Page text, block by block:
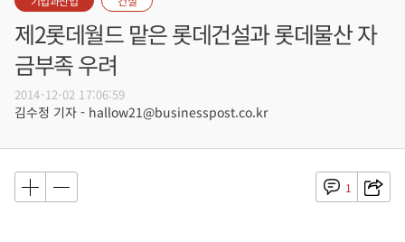
제2롯데월드 맡은 롯데건설과 롯데물산 자
금부족 우려
2014-12-02 17:06:59
김수정 기자 - hallow21@businesspost.co.kr
1